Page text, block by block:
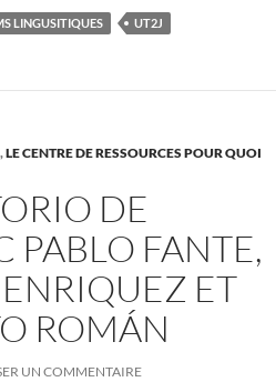
LINGUSITIQUES UT2J
,LE CENTRE DE RESSOURCES POUR QUOI
DE
PABLO FANTE,
ET
ROMÁN
UN COMMENTAIRE